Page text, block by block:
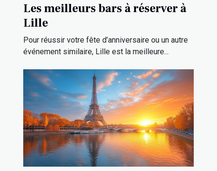
Les meilleurs bars à réserver à
Lille
Pour réussir votre fête d’anniversaire ou un autre
événement similaire, Lille est la meilleure...